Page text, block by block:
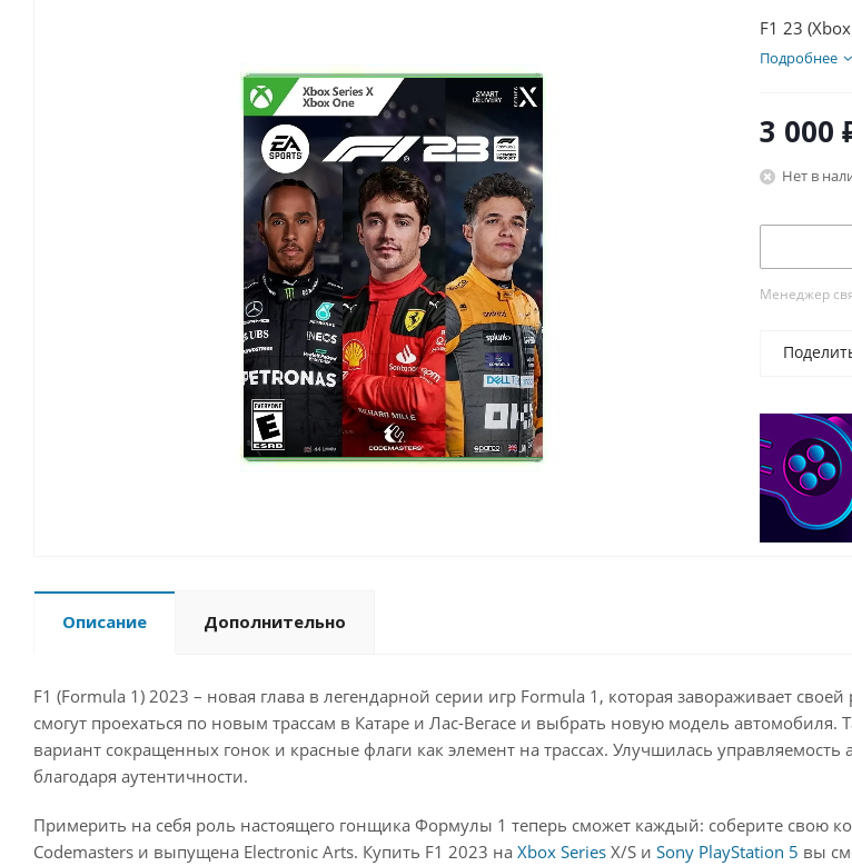
F1 23
Подробнее
3 000
Нет в
Менеджер
Описание Дополнительно
F1 (Formula 1) 2023 – новая глава в легендарной серии игр Formula 1, которая завораживает
смогут проехаться по новым трассам в Катаре и Лас-Вегасе и выбрать новую модель
вариант сокращенных гонок и красные флаги как элемент на трассах. Улучшилась
благодаря аутентичности.
Примерить на себя роль настоящего гонщика Формулы 1 теперь сможет каждый: соберите свою
Codemasters и выпущена Electronic Arts. Купить F1 2023 на Xbox Series X/S и Sony PlayStation 5 вы